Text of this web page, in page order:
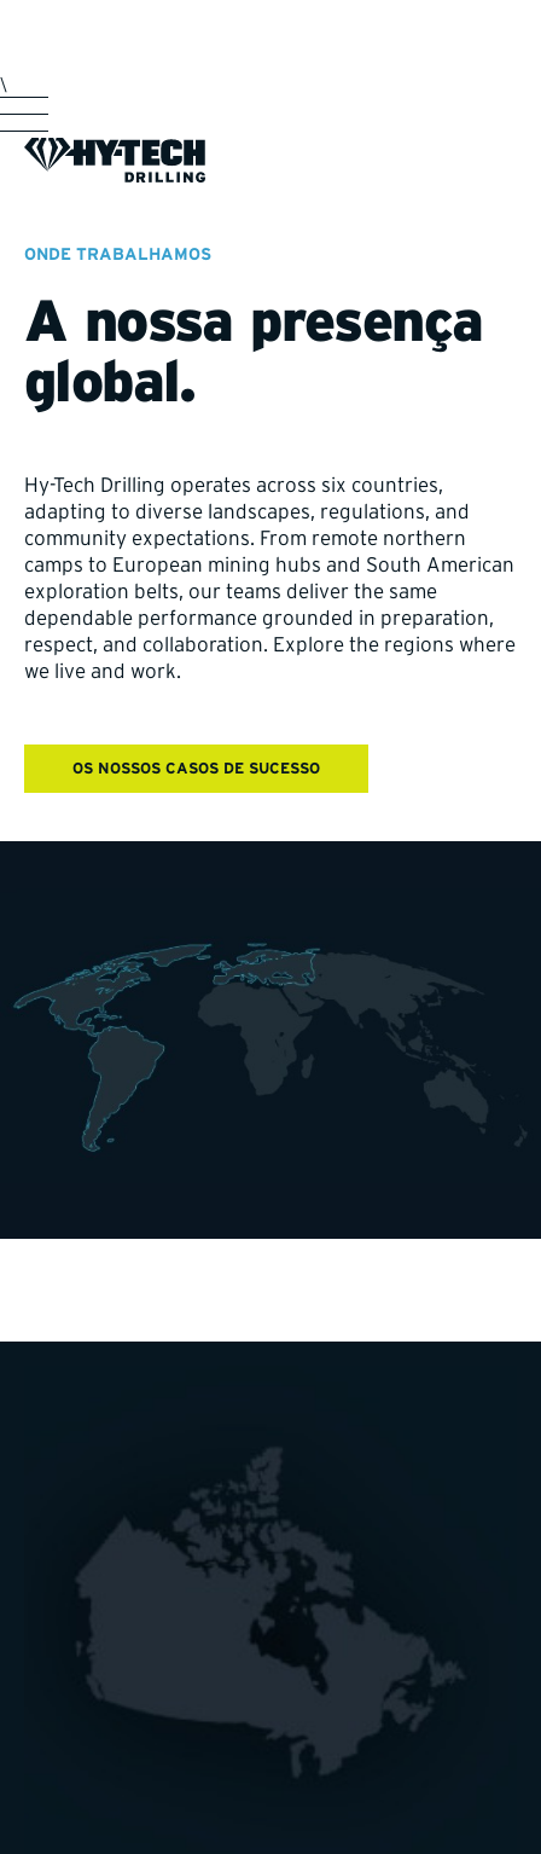
\
ONDE TRABALHAMOS
A nossa presença
global.
Hy-Tech Drilling operates across six countries,
adapting to diverse landscapes, regulations, and
community expectations. From remote northern
camps to European mining hubs and South American
exploration belts, our teams deliver the same
dependable performance grounded in preparation,
respect, and collaboration. Explore the regions where
we live and work.
OS NOSSOS CASOS DE SUCESSO